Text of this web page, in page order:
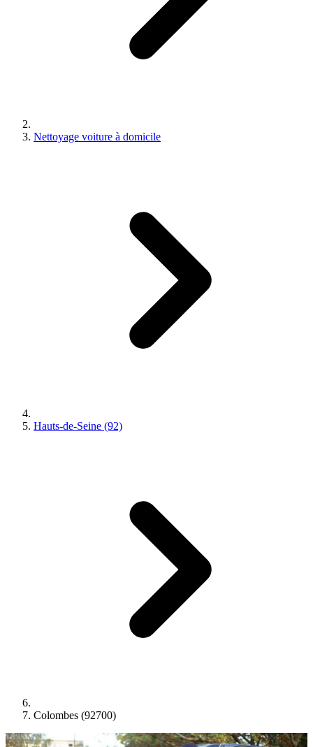
Nettoyage voiture à domicile
Hauts-de-Seine (92)
Colombes (92700)